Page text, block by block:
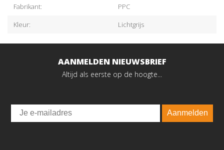
Fabrikant:
PPC
Kleur:
Lichtgrijs
AANMELDEN NIEUWSBRIEF
Altijd als eerste op de hoogte...
Email
Aanmelden